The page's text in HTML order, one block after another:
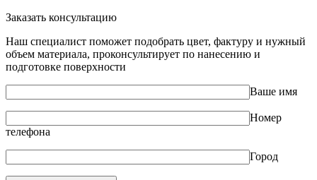
Заказать консультацию
Наш специалист поможет подобрать цвет, фактуру и нужный
объем материала, проконсультирует по нанесению и
подготовке поверхности
Ваше имя
Номер
телефона
Город